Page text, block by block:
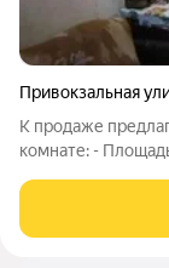
Привокзальная
К продаже
комнате: -
необходимая
порядочные